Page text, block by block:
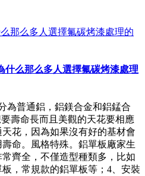
什么那么多人選擇氟碳烤漆處理
為普通鋁，鋁鎂合金和鋁錳合
壽命長而且美觀的天花要相應
花，因為如果沒有好的基材會
命。風格特殊。鋁單板廠家生
齊全，不僅造型種類多，比如
，常規款的鋁單板等；4、安裝